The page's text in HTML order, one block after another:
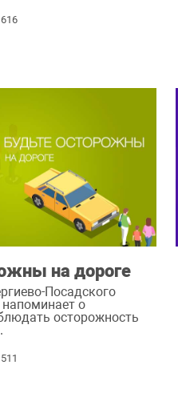
616
на дороге
Посадского
напоминает о
осторожность
511